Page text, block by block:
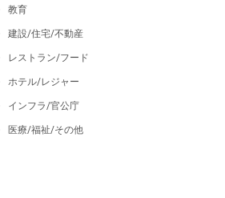
教育
建設/住宅/不動産
レストラン/フード
ホテル/レジャー
インフラ/官公庁
医療/福祉/その他